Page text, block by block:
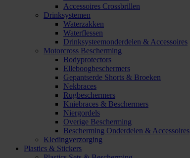
Accessoires Crossbrillen
Drinksystemen
Waterzakken
Waterflessen
Drinksysteemonderdelen & Accessoires
Motorcross Bescherming
Bodyprotectors
Elleboogbeschermers
Gepantserde Shorts & Broeken
Nekbraces
Rugbeschermers
Kniebraces & Beschermers
Niergordels
Overige Bescherming
Bescherming Onderdelen & Accessoires
Kledingverzorging
Plastics & Stickers